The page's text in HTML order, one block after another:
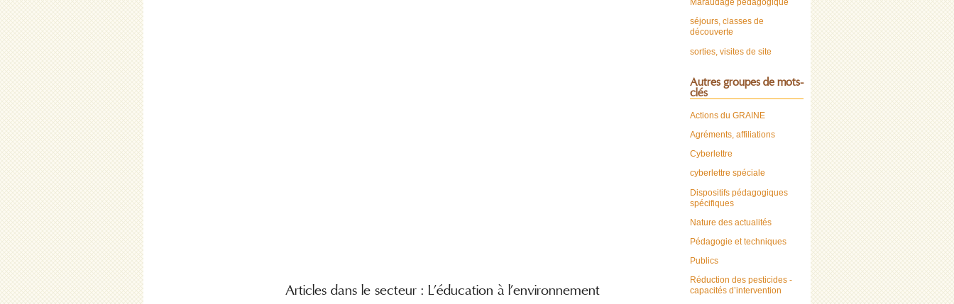
Articles dans le secteur : L’éducation à l’environnement
Maraudage pédagogique
séjours, classes de
découverte
sorties, visites de site
Autres groupes de mots-
clés
Actions du GRAINE
Agréments, affiliations
Cyberlettre
cyberlettre spéciale
Dispositifs pédagogiques
spécifiques
Nature des actualités
Pédagogie et techniques
Publics
Réduction des pesticides -
capacités d’intervention